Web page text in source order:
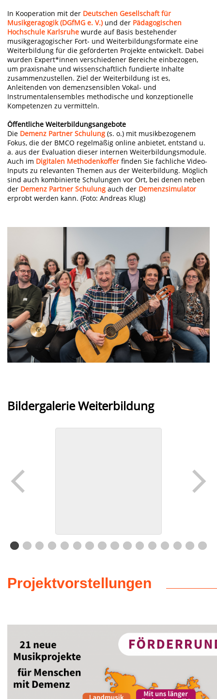
In Kooperation mit der Deutschen Gesellschaft für
Musikgeragogik (DGfMG e. V.)und der Pädagogischen
Hochschule Karlsruhe wurde auf Basis bestehender
musikgeragogischer Fort- und Weiterbildungsformate eine
Weiterbildung für die geförderten Projekte entwickelt. Dabei
wurden Expert*innen verschiedener Bereiche einbezogen,
um praxisnahe und wissenschaftlich fundierte Inhalte
zusammenzustellen. Ziel der Weiterbildung ist es,
Anleitenden von demenzsensiblen Vokal- und
Instrumentalensembles methodische und konzeptionelle
Kompetenzen zu vermitteln.
Öffentliche Weiterbildungsangebote
Die Demenz Partner Schulung (s. o.) mit musikbezogenem
Fokus, die der BMCO regelmäßig online anbietet, entstand u.
a. aus der Evaluation dieser internen Weiterbildungsmodule.
Auch im Digitalen Methodenkoffer finden Sie fachliche Video-
Inputs zu relevanten Themen aus der Weiterbildung. Möglich
sind auch kombinierte Schulungen vor Ort, bei denen neben
der Demenz Partner Schulung auch der Demenzsimulator
erprobt werden kann. (Foto: Andreas Klug)
Bildergalerie Weiterbildung
Projektvorstellungen